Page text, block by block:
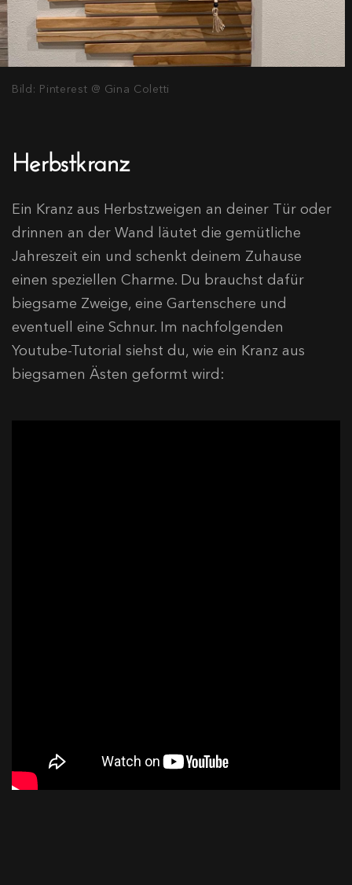
Bild: Pinterest @ Gina Coletti
Herbstkranz
Ein Kranz aus Herbstzweigen an deiner Tür oder
drinnen an der Wand läutet die gemütliche
Jahreszeit ein und schenkt deinem Zuhause
einen speziellen Charme. Du brauchst dafür
biegsame Zweige, eine Gartenschere und
eventuell eine Schnur. Im nachfolgenden
Youtube-Tutorial siehst du, wie ein Kranz aus
biegsamen Ästen geformt wird: